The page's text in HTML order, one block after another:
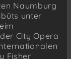
Naumburg
unter
City Opera
Fisher